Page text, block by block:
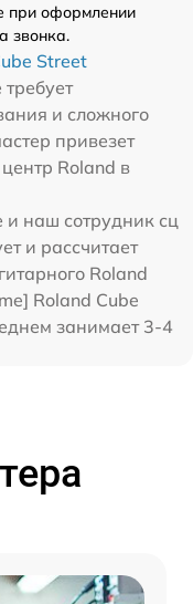
при оформлении
звонка.
Street
и сложного
привезет
Roland в
и наш сотрудник сц
и рассчитает
Roland
Roland Cube
занимает 3-4